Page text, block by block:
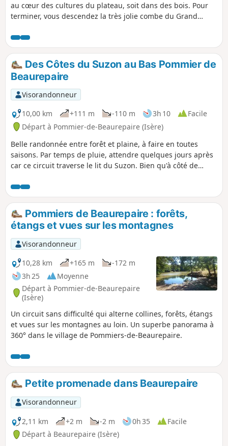
au cœur des cultures du plateau, soit dans des bois. Pour
terminer, vous descendez la très jolie combe du Grand
Si le temps est clair, vous pouvez bénéficier de quelques
belles vues sur les sommets environnants.
Des Côtes du Suzon au Bas Pommier de
Beaurepaire
Visorandonneur
10,00 km
+111 m -110 m 3h 10
Facile
Départ à Pommier-de-Beaurepaire (Isère)
Belle randonnée entre forêt et plaine, à faire en toutes
saisons. Par temps de pluie, attendre quelques jours après
car ce circuit traverse le lit du Suzon. Bien qu'à côté de
agréable d'être dans la nature loin de la civilisation pendant
la partie qui longe le Suzon. Randonnée de 10 km ou 8,2 km
voir informations pratiques. A TOUS LES RANDONNEURS
(SES) QUI PARCOURENT MES RANDONNEES vous pouvez
mettre des photos en indiquant l'emplacement sur le
circuit.
Pommiers de Beaurepaire : forêts,
étangs et vues sur les montagnes
Visorandonneur
10,28 km
+165 m
-172 m
3h 25
Moyenne
Départ à Pommier-de-Beaurepaire
(Isère)
Un circuit sans difficulté qui alterne collines, forêts, étangs
et vues sur les montagnes au loin. Un superbe panorama à
360° dans le village de Pommiers-de-Beaurepaire.
Petite promenade dans Beaurepaire
Visorandonneur
2,11 km
+2 m -2 m 0h 35
Facile
Départ à Beaurepaire (Isère)